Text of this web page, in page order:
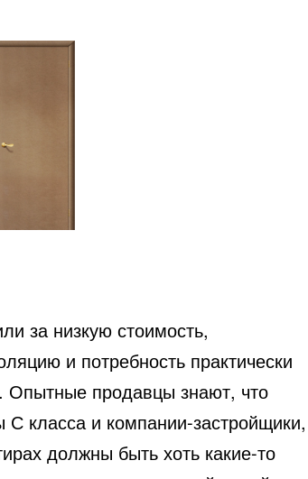
за низкую стоимость,
и потребность практически
продавцы знают, что
класса и компании-застройщики,
должны быть хоть какие-то